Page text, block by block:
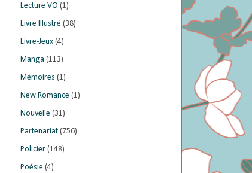
Lecture VO (1)
Livre Illustré (38)
Livre-Jeux (4)
Manga (113)
Mémoires (1)
New Romance (1)
Nouvelle (31)
Partenariat (756)
Policier (148)
Poésie (4)